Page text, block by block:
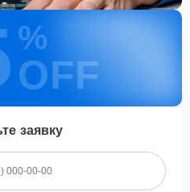
складами для получения
(оригинальные и
приступают к ремонту сразу
устройства.
и
%
OFF
заявку